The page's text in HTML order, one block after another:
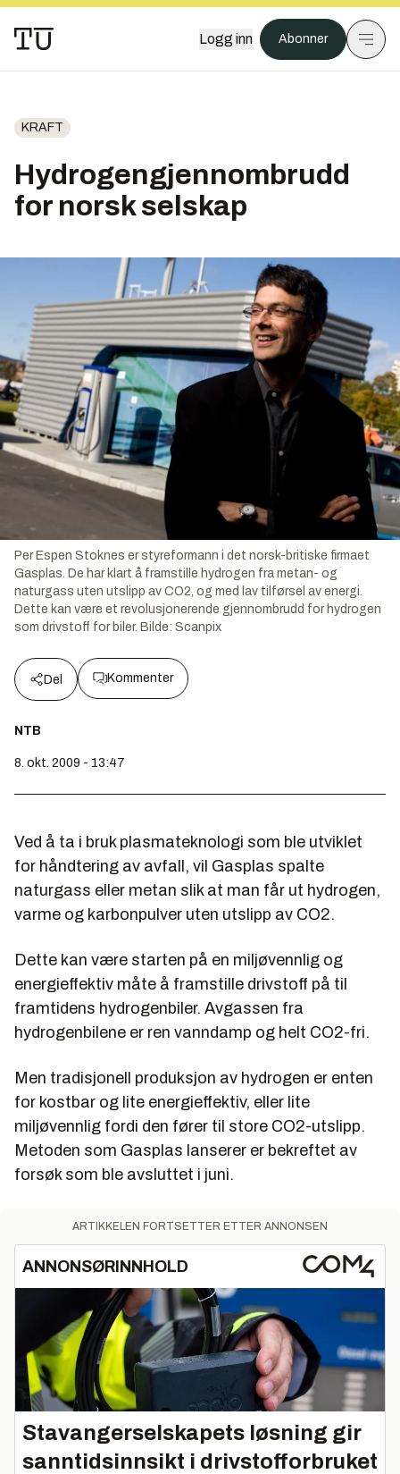
Logg inn Abonner
KRAFT
Hydrogengjennombrudd
for norsk selskap
Per Espen Stoknes er styreformann i det norsk-britiske firmaet
Gasplas. De har klart å framstille hydrogen fra metan- og
naturgass uten utslipp av CO2, og med lav tilførsel av energi.
Dette kan være et revolusjonerende gjennombrudd for hydrogen
som drivstoff for biler. Bilde: Scanpix
Del Kommenter
NTB
8. okt. 2009 - 13:47
Ved å ta i bruk plasmateknologi som ble utviklet
for håndtering av avfall, vil Gasplas spalte
naturgass eller metan slik at man får ut hydrogen,
varme og karbonpulver uten utslipp av CO2.
Dette kan være starten på en miljøvennlig og
energieffektiv måte å framstille drivstoff på til
framtidens hydrogenbiler. Avgassen fra
hydrogenbilene er ren vanndamp og helt CO2-fri.
Men tradisjonell produksjon av hydrogen er enten
for kostbar og lite energieffektiv, eller lite
miljøvennlig fordi den fører til store CO2-utslipp.
Metoden som Gasplas lanserer er bekreftet av
forsøk som ble avsluttet i juni.
ARTIKKELEN FORTSETTER ETTER ANNONSEN
ANNONSØRINNHOLD
Stavangerselskapets løsning gir
sanntidsinnsikt i drivstofforbruket